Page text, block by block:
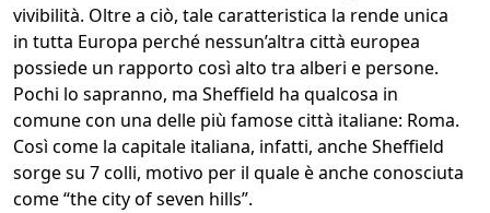
vivibilità. Oltre a ciò, tale caratteristica la rende unica
in tutta Europa perché nessun’altra città europea
possiede un rapporto così alto tra alberi e persone.
Pochi lo sapranno, ma Sheffield ha qualcosa in
comune con una delle più famose città italiane: Roma.
Così come la capitale italiana, infatti, anche Sheffield
sorge su 7 colli, motivo per il quale è anche conosciuta
come “the city of seven hills”.